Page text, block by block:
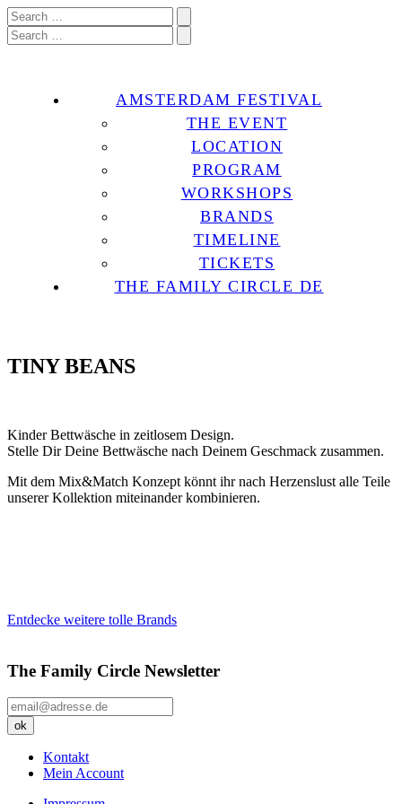
AMSTERDAM FESTIVAL
THE EVENT
LOCATION
PROGRAM
WORKSHOPS
BRANDS
TIMELINE
TICKETS
THE FAMILY CIRCLE DE
TINY BEANS
Kinder Bettwäsche in zeitlosem Design.
Stelle Dir Deine Bettwäsche nach Deinem Geschmack zusammen.
Mit dem Mix&Match Konzept könnt ihr nach Herzenslust alle Teile
unserer Kollektion miteinander kombinieren.
Entdecke weitere tolle Brands
The Family Circle Newsletter
Kontakt
Mein Account